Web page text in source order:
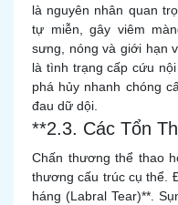
là nguyên nhân quan
tự miễn, gây viêm
sưng, nóng và giới hạn
là tình trạng cấp cứu
phá hủy nhanh chóng
đau dữ dội.
**2.3. Các Tổn
Chấn thương thể thao
thương cấu trúc cụ thể.
háng (Labral Tear)**.